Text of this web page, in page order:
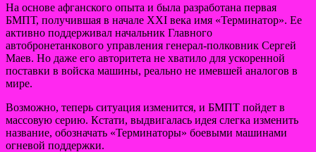
На основе афганского опыта и была разработана первая
БМПТ, получившая в начале ХХI века имя «Терминатор». Ее
активно поддерживал начальник Главного
автобронетанкового управления генерал-полковник Сергей
Маев. Но даже его авторитета не хватило для ускоренной
поставки в войска машины, реально не имевшей аналогов в
мире.
Возможно, теперь ситуация изменится, и БМПТ пойдет в
массовую серию. Кстати, выдвигалась идея слегка изменить
название, обозначать «Терминаторы» боевыми машинами
огневой поддержки.